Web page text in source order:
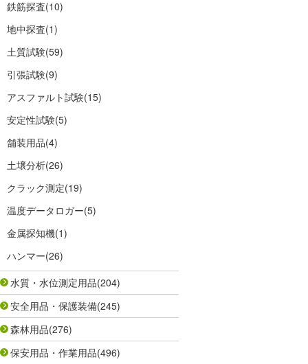
鉄筋探査(10)
地中探査(1)
土質試験(59)
引張試験(9)
アスファルト試験(15)
安定性試験(5)
舗装用品(4)
土壌分析(26)
クラック測定(19)
温度データロガー(5)
金属探知機(1)
ハンマー(26)
水質・水位測定用品(204)
安全用品・保護装備(245)
森林用品(276)
保安用品・作業用品(496)